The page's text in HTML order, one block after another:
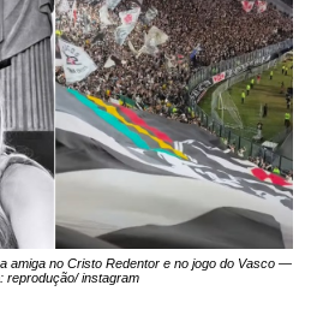
amiga no Cristo Redentor e no jogo do Vasco —
reprodução/ instagram